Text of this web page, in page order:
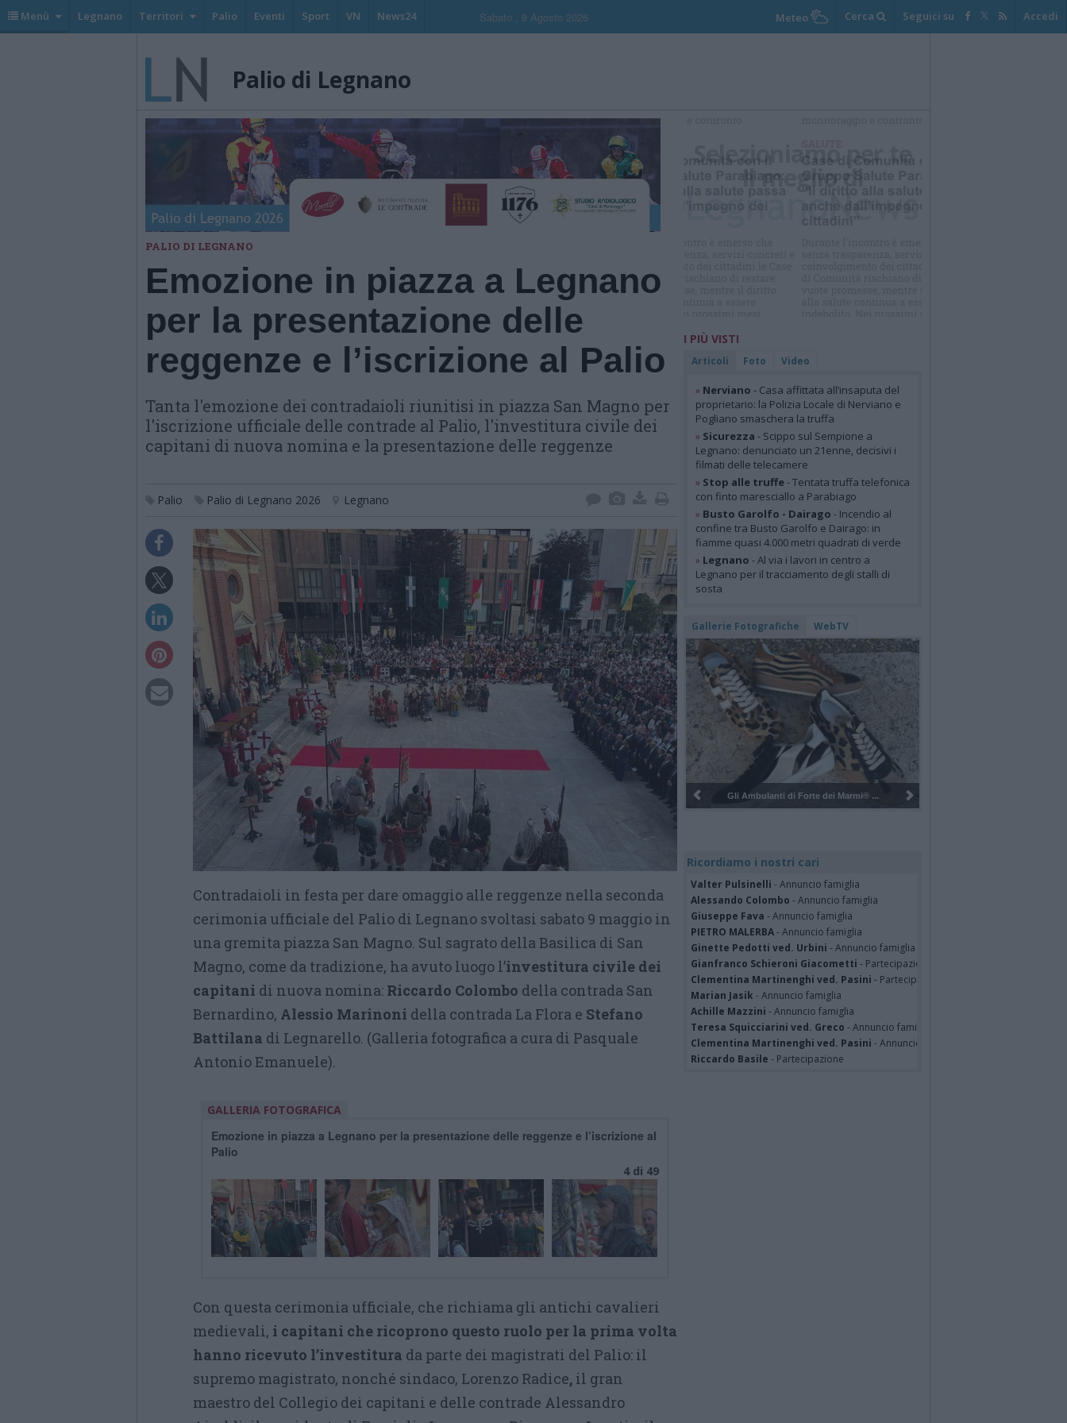
Menù Legnano Territori Palio Eventi Sport VN News24 Sabato , 8 Agosto 2026 Meteo Cerca Seguici su Accedi
Palio di Legnano
PALIO DI LEGNANO
Emozione in piazza a Legnano
per la presentazione delle
reggenze e l’iscrizione al Palio
Tanta l'emozione dei contradaioli riunitisi in piazza San Magno per
l'iscrizione ufficiale delle contrade al Palio, l'investitura civile dei
capitani di nuova nomina e la presentazione delle reggenze
Palio Palio di Legnano 2026 Legnano
Contradaioli in festa per dare omaggio alle reggenze nella seconda
cerimonia ufficiale del Palio di Legnano svoltasi sabato 9 maggio in
una gremita piazza San Magno. Sul sagrato della Basilica di San
Magno, come da tradizione, ha avuto luogo l’investitura civile dei
capitani di nuova nomina: Riccardo Colombo della contrada San
Bernardino, Alessio Marinoni della contrada La Flora e Stefano
Battilana di Legnarello. (Galleria fotografica a cura di Pasquale
Antonio Emanuele).
GALLERIA FOTOGRAFICA
Emozione in piazza a Legnano per la presentazione delle reggenze e l’iscrizione al
Palio
4 di 49
Con questa cerimonia ufficiale, che richiama gli antichi cavalieri
medievali, i capitani che ricoprono questo ruolo per la prima volta
hanno ricevuto l’investitura da parte dei magistrati del Palio: il
supremo magistrato, nonché sindaco, Lorenzo Radice, il gran
maestro del Collegio dei capitani e delle contrade Alessandro
Selezioniamo per te
Il meglio di
I PIÙ VISTI
Articoli Foto Video
» Nerviano - Casa affittata all’insaputa del
proprietario: la Polizia Locale di Nerviano e
Pogliano smaschera la truffa
» Sicurezza - Scippo sul Sempione a
Legnano: denunciato un 21enne, decisivi i
filmati delle telecamere
» Stop alle truffe- Tentata truffa telefonica
con finto maresciallo a Parabiago
» Busto Garolfo - Dairago - Incendio al
confine tra Busto Garolfo e Dairago: in
fiamme quasi 4.000 metri quadrati di verde
» Legnano - Al via i lavori in centro a
Legnano per il tracciamento degli stalli di
sosta
Gallerie Fotografiche WebTV
Pulizia del bosco del Rugareto a ...
Ricordiamo i nostri cari
Valter Pulsinelli - Annuncio famiglia
Alessando Colombo - Annuncio famiglia
Giuseppe Fava - Annuncio famiglia
PIETRO MALERBA- Annuncio famiglia
Ginette Pedotti ved. Urbini - Annuncio famiglia
Gianfranco Schieroni Giacometti - Partecipazione
Clementina Martinenghi ved. Pasini - Partecipazione
Marian Jasik - Annuncio famiglia
Achille Mazzini - Annuncio famiglia
Teresa Squicciarini ved. Greco - Annuncio famiglia
Clementina Martinenghi ved. Pasini - Annuncio famiglia
Riccardo Basile - Partecipazione